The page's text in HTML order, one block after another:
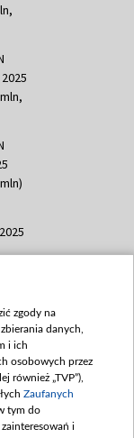
350
2025
zgody na
danych,
i ich
osobowych przez
również „TVP”),
Zaufanych
tym do
i